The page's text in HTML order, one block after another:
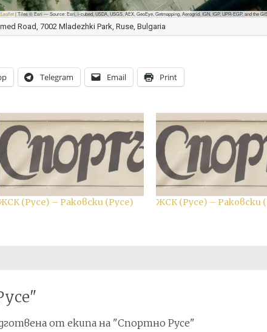
Leaflet|Tiles © Esri — Source: Esri, i-cubed, USDA, USGS, AEX, GeoEye, Getmapping, Aerogrid, IGN, IGP, UPR-EGP, and the
Road, 7002 Mladezhki Park, Ruse, Bulgaria
Telegram Email Print
(Русе) – Раковски (Русе) ЖСК (Русе) – Раковски
от екипа на "Спортно Русе"